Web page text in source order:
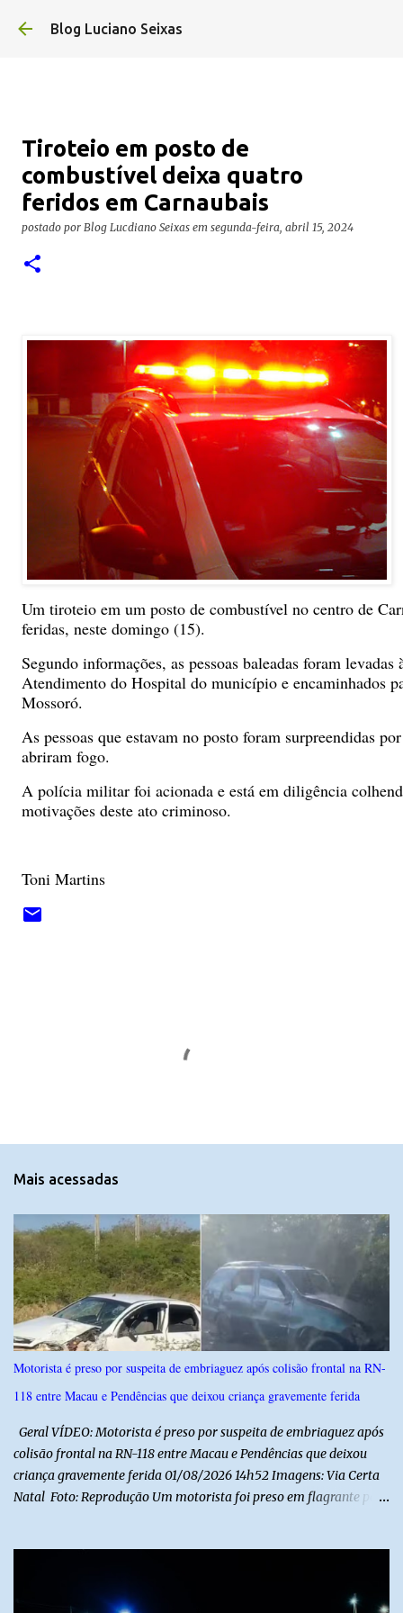
Blog Luciano Seixas
Tiroteio em posto de
combustível deixa quatro
feridos em Carnaubais
postado por Blog Lucdiano Seixas em segunda-feira, abril 15, 2024
Um tiroteio em um posto de combustível no centro de
feridas, neste domingo (15).
Segundo informações, as pessoas baleadas foram
Atendimento do Hospital do município e encaminhados
Mossoró.
As pessoas que estavam no posto foram surpreendidas
abriram fogo.
A polícia militar foi acionada e está em diligência
motivações deste ato criminoso.
Toni Martins
n
r
i
o
s
Mais acessadas
Motorista é preso por suspeita de embriaguez após colisão frontal na RN-
118 entre Macau e Pendências que deixou criança gravemente ferida
Geral VÍDEO: Motorista é preso por suspeita de embriaguez após
colisão frontal na RN-118 entre Macau e Pendências que deixou
criança gravemente ferida 01/08/2026 14h52 Imagens: Via Certa
Natal Foto: Reprodução Um motorista foi preso em flagrante por
Um dos condutores apresentava sinais de embriaguez, foi levado